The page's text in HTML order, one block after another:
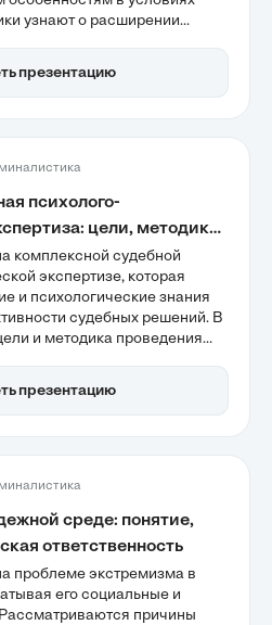
узнают о расширении
с банками и
для повышения
презентацию
психолого-
цели, методика
комплексной судебной
экспертизе, которая
и психологические знания
судебных решений. В
и методика проведения
что позволяет глубже понять,
психическое
презентацию
среде: понятие,
ответственность
проблеме экстремизма в
его социальные и
причины